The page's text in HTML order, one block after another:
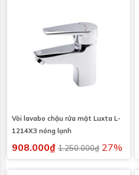
Vòi lavabo chậu rửa mặt Luxta L-
1214X3 nóng lạnh
908.000₫ 1.250.000₫ 27%